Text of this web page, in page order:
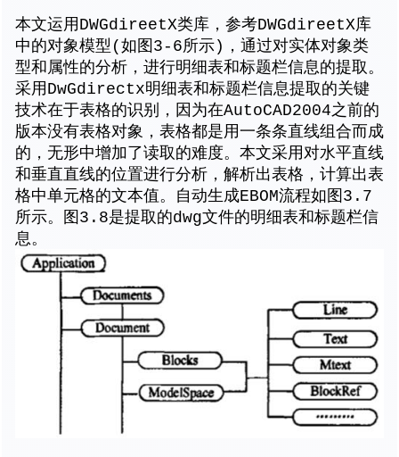
本文运用DWGdireetX类库，参考DWGdireetX库
中的对象模型(如图3-6所示)，通过对实体对象类
型和属性的分析，进行明细表和标题栏信息的提取。
采用DwGdirectx明细表和标题栏信息提取的关键
技术在于表格的识别，因为在AutoCAD2004之前的
版本没有表格对象，表格都是用一条条直线组合而成
的，无形中增加了读取的难度。本文采用对水平直线
和垂直直线的位置进行分析，解析出表格，计算出表
格中单元格的文本值。自动生成EBOM流程如图3.7
所示。图3.8是提取的dwg文件的明细表和标题栏信
息。